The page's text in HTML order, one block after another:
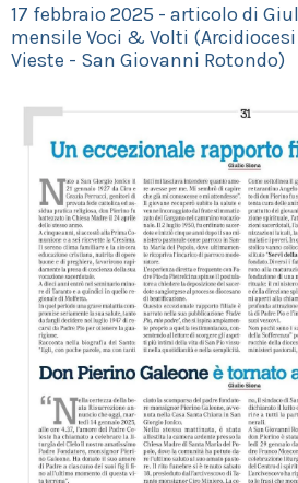
17 febbraio 2025 - articolo di
mensile Voci & Volti
Vieste - San Giovanni Rotondo)